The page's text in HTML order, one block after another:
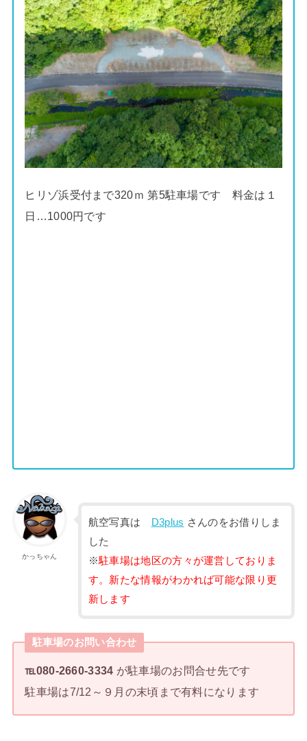
ヒリゾ浜受付まで320ｍ 第5駐車場です 料金は１
日…1000円です
かっちゃん
航空写真は D3plus さんのをお借りしま
した
※駐車場は地区の方々が運営しておりま
す。新たな情報がわかれば可能な限り更
新します
駐車場のお問い合わせ
℡080-2660-3334 が駐車場のお問合せ先です
駐車場は7/12～９月の末頃まで有料になります